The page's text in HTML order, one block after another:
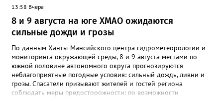
13:58 Вчера
8 и 9 августа на юге ХМАО ожидаются
сильные дожди и грозы
По данным Ханты-Мансийского центра гидрометеорологии и
мониторинга окружающей среды, 8 и 9 августа местами по
южной половине автономного округа прогнозируются
неблагоприятные погодные условия: сильный дождь, ливни и
грозы. Спасатели призывают жителей и гостей региона
соблюдать меры предосторожности: по возможности